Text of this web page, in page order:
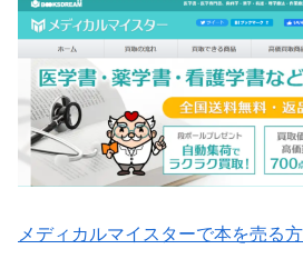
メディカルマイスターで本を売る